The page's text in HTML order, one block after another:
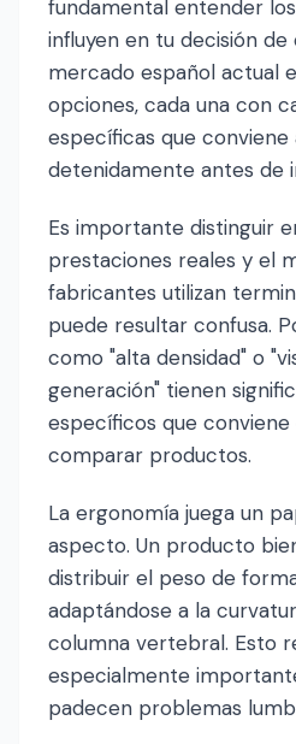
fundamental entender
influyen en tu decisión
mercado español actual
opciones, cada una con
específicas que conviene
detenidamente antes de
Es importante distinguir
prestaciones reales y el
fabricantes utilizan
puede resultar confusa.
como "alta densidad" o
generación" tienen
específicos que
comparar productos.
La ergonomía juega un
aspecto. Un producto
distribuir el peso de
adaptándose a la
columna vertebral. Esto
especialmente
padecen problemas